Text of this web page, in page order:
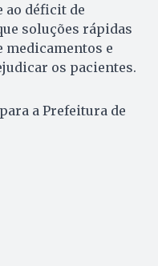
ao déficit de
soluções rápidas
medicamentos e
os pacientes.
a Prefeitura de